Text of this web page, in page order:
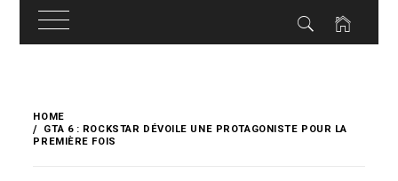
content
HOME
GTA 6 : ROCKSTAR DÉVOILE UNE PROTAGONISTE POUR LA
PREMIÈRE FOIS